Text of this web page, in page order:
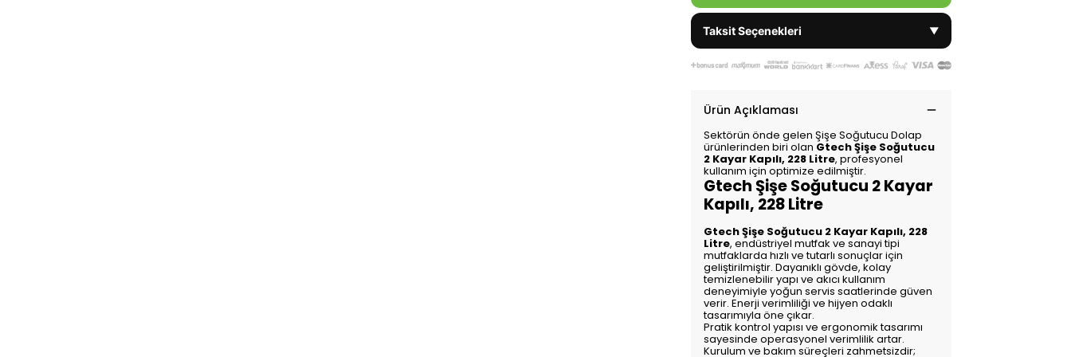
Taksit Seçenekleri ▼
Ürün Açıklaması
Sektörün önde gelen Şişe Soğutucu Dolap
ürünlerinden biri olan Gtech Şişe Soğutucu
2 Kayar Kapılı, 228 Litre, profesyonel
kullanım için optimize edilmiştir.
Gtech Şişe Soğutucu 2 Kayar
Kapılı, 228 Litre
Gtech Şişe Soğutucu 2 Kayar Kapılı, 228
Litre, endüstriyel mutfak ve sanayi tipi
mutfaklarda hızlı ve tutarlı sonuçlar için
geliştirilmiştir. Dayanıklı gövde, kolay
temizlenebilir yapı ve akıcı kullanım
deneyimiyle yoğun servis saatlerinde güven
verir. Enerji verimliliği ve hijyen odaklı
tasarımıyla öne çıkar.
Pratik kontrol yapısı ve ergonomik tasarımı
sayesinde operasyonel verimlilik artar.
Kurulum ve bakım süreçleri zahmetsizdir;